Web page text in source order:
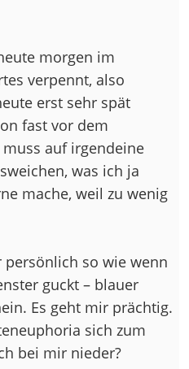
morgen im
verpennt, also
erst sehr spät
fast vor dem
auf irgendeine
was ich ja
mache, weil zu wenig
so wie wenn
guckt – blauer
Es geht mir prächtig.
sich zum
bei mir nieder?